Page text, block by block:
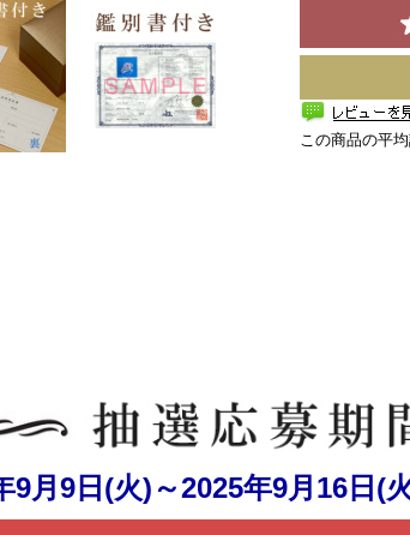
この商品の平均
9月9日(火)～2025年9月16日(